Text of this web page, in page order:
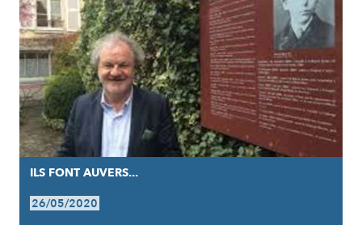
ILS FONT AUVERS...
26/05/2020